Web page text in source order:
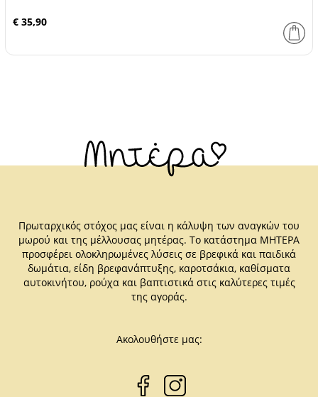
€ 35,90
Πρωταρχικός στόχος μας είναι η κάλυψη των αναγκών του
μωρού και της μέλλουσας μητέρας. Το κατάστημα ΜΗΤΕΡΑ
προσφέρει ολοκληρωμένες λύσεις σε βρεφικά και παιδικά
δωμάτια, είδη βρεφανάπτυξης, καροτσάκια, καθίσματα
αυτοκινήτου, ρούχα και βαπτιστικά στις καλύτερες τιμές
της αγοράς.
Ακολουθήστε μας: